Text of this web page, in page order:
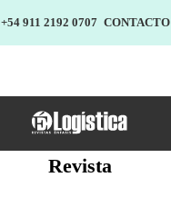
+54 911 2192 0707 CONTACTO
Revista